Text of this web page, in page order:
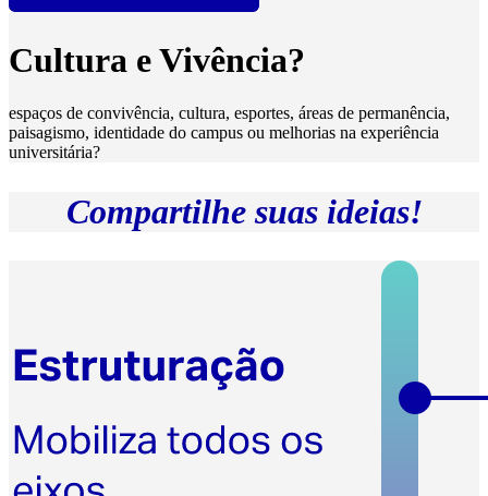
Cultura e Vivência?
espaços de convivência, cultura, esportes, áreas de permanência,
paisagismo, identidade do campus ou melhorias na experiência
universitária?
Compartilhe suas ideias!